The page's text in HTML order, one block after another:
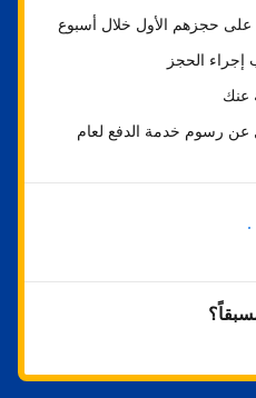
إجراء الحجز
عنك
عن رسوم خدمة الدفع لعام